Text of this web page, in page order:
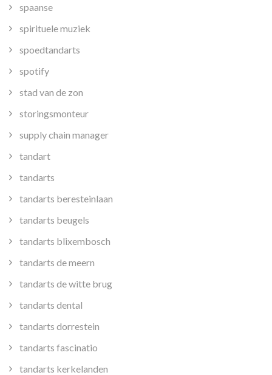
spaanse
spirituele muziek
spoedtandarts
spotify
stad van de zon
storingsmonteur
supply chain manager
tandart
tandarts
tandarts beresteinlaan
tandarts beugels
tandarts blixembosch
tandarts de meern
tandarts de witte brug
tandarts dental
tandarts dorrestein
tandarts fascinatio
tandarts kerkelanden